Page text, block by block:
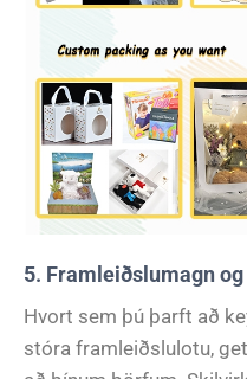
5. Framleiðslumagn
Hvort sem þú þarft að
stóra framleiðslulotu,